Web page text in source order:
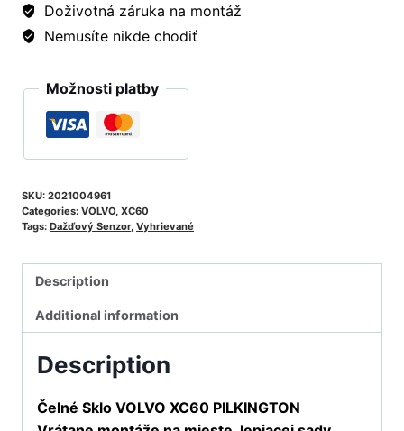
Doživotná záruka na montáž
Nemusíte nikde chodiť
Možnosti platby
SKU: 2021004961
Categories: VOLVO XC60
Tags: Dažďový Senzor, Vyhrievané
Description
Additional information
Description
Čelné Sklo VOLVO XC60 PILKINGTON